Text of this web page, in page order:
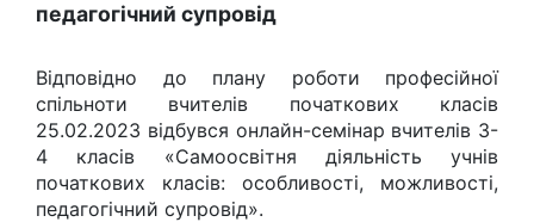
педагогічний супровід
Відповідно до плану роботи професійної
спільноти вчителів початкових класів
25.02.2023 відбувся онлайн-семінар вчителів 3-
4 класів «Самоосвітня діяльність учнів
початкових класів: особливості, можливості,
педагогічний супровід».